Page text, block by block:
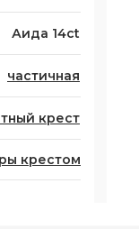
Аида 14ct
частичная
крест
крестом